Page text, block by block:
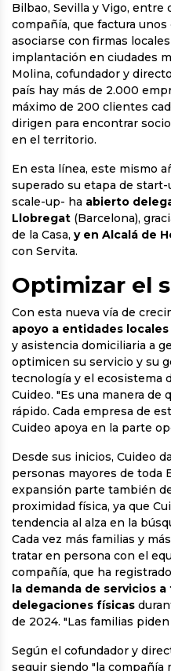
Bilbao, Sevilla y Vigo, entre
compañía, que factura
asociarse con firmas
implantación en ciudades
Molina, cofundador y
país hay más de 2.000
máximo de 200 clientes
dirigen para encontrar
en el territorio.
En esta línea, este mismo
superado su etapa de
scale-up- ha abierto
Llobregat (Barcelona),
de la Casa, y en Alcalá de
con Servita.
Optimizar el
Con esta nueva vía de
apoyo a entidades
y asistencia domiciliaria a
optimicen su servicio y su
tecnología y el ecosistema
Cuideo. "Es una manera de
rápido. Cada empresa de
Cuideo apoya en la parte
Desde sus inicios, Cuideo
personas mayores de toda
expansión parte también
proximidad física, ya que
tendencia al alza en la
Cada vez más familias y
tratar en persona con el
compañía, que ha
la demanda de servicios
delegaciones físicas
de 2024. "Las familias
Según el cofundador y
seguir siendo "la compañía